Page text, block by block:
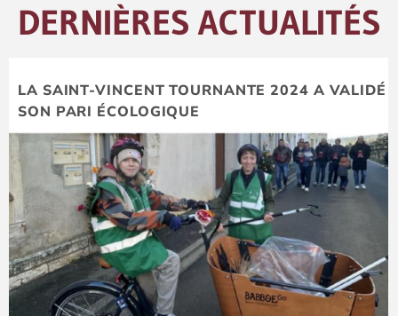
DERNIÈRES ACTUALITÉS
LA SAINT-VINCENT TOURNANTE 2024 A VALIDÉ
SON PARI ÉCOLOGIQUE